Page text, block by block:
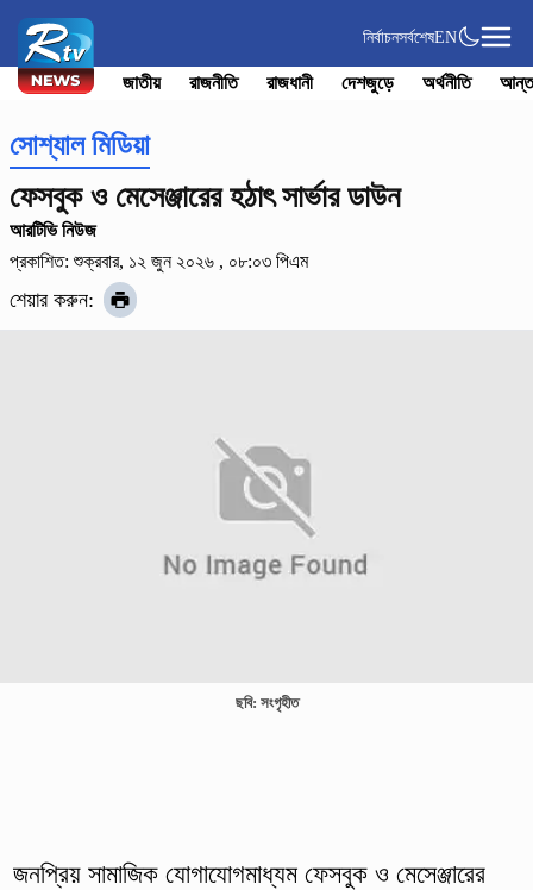
নির্বাচনসর্বশেষEN
জাতীয় রাজনীতি রাজধানী দেশজুড়ে অর্থনীতি
সোশ্যাল মিডিয়া
ফেসবুক ও মেসেঞ্জারের হঠাৎ সার্ভার ডাউন
আরটিভি নিউজ
প্রকাশিত: শুক্রবার, ১২ জুন ২০২৬ , ০৮:০৩ পিএম
শেয়ার করুন:
ছবি: সংগৃহীত
জনপ্রিয় সামাজিক যোগাযোগমাধ্যম ফেসবুক ও মেসেঞ্জারের